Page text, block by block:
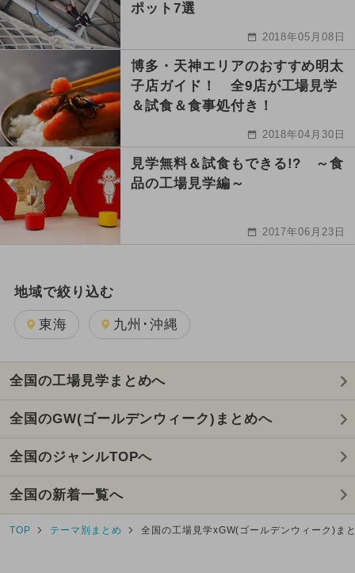
ポット7選
2018年05月08日
博多・天神エリアのおすすめ明太
子店ガイド！ 全9店が工場見学
＆試食＆食事処付き！
2018年04月30日
見学無料＆試食もできる!? ～食
品の工場見学編～
2017年06月23日
地域で絞り込む
東海 九州･沖縄
全国の工場見学まとめへ
全国のGW(ゴールデンウィーク)まとめへ
全国のジャンルTOPへ
全国の新着一覧へ
TOP テーマ別まとめ 全国の工場見学xGW(ゴールデンウィーク)ま